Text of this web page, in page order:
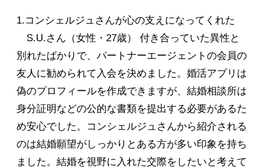
1.コンシェルジュさんが心の支えになってくれた
S.U.さん（女性・27歳） 付き合っていた異性と
別れたばかりで、パートナーエージェントの会員の
友人に勧められて入会を決めました。婚活アプリは
偽のプロフィールを作成できますが、結婚相談所は
身分証明などの公的な書類を提出する必要があるた
め安心でした。コンシェルジュさんから紹介される
のは結婚願望がしっかりとある方が多い印象を持ち
ました。結婚を視野に入れた交際をしたいと考えて